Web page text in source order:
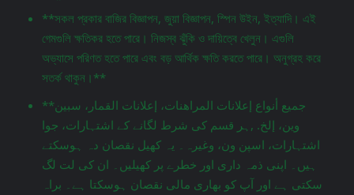
**সকল প্রকার বাজির বিজ্ঞাপন, জুয়া বিজ্ঞাপন, স্পিন উইন, ইত্যাদি। এই
গেমগুলি ক্ষতিকর হতে পারে। নিজস্ব ঝুঁকি ও দায়িত্বে খেলুন। এগুলি
অভ্যাসে পরিণত হতে পারে এবং বড় আর্থিক ক্ষতি করতে পারে। অনুগ্রহ করে
সতর্ক থাকুন।**
**جميع أنواع إعلانات المراهنات، إعلانات القمار، سبين
وين، إلخ. ,ہر قسم کی شرط لگانے کے اشتہارات، جوا
اشتہارات، اسپن ون، وغیرہ۔ یہ کھیل نقصان دہ ہوسکتے
ہیں۔ اپنی ذمہ داری اور خطرے پر کھیلیں۔ ان کی لت لگ
سکتی ہے اور آپ کو بھاری مالی نقصان ہوسکتا ہے۔ براہ